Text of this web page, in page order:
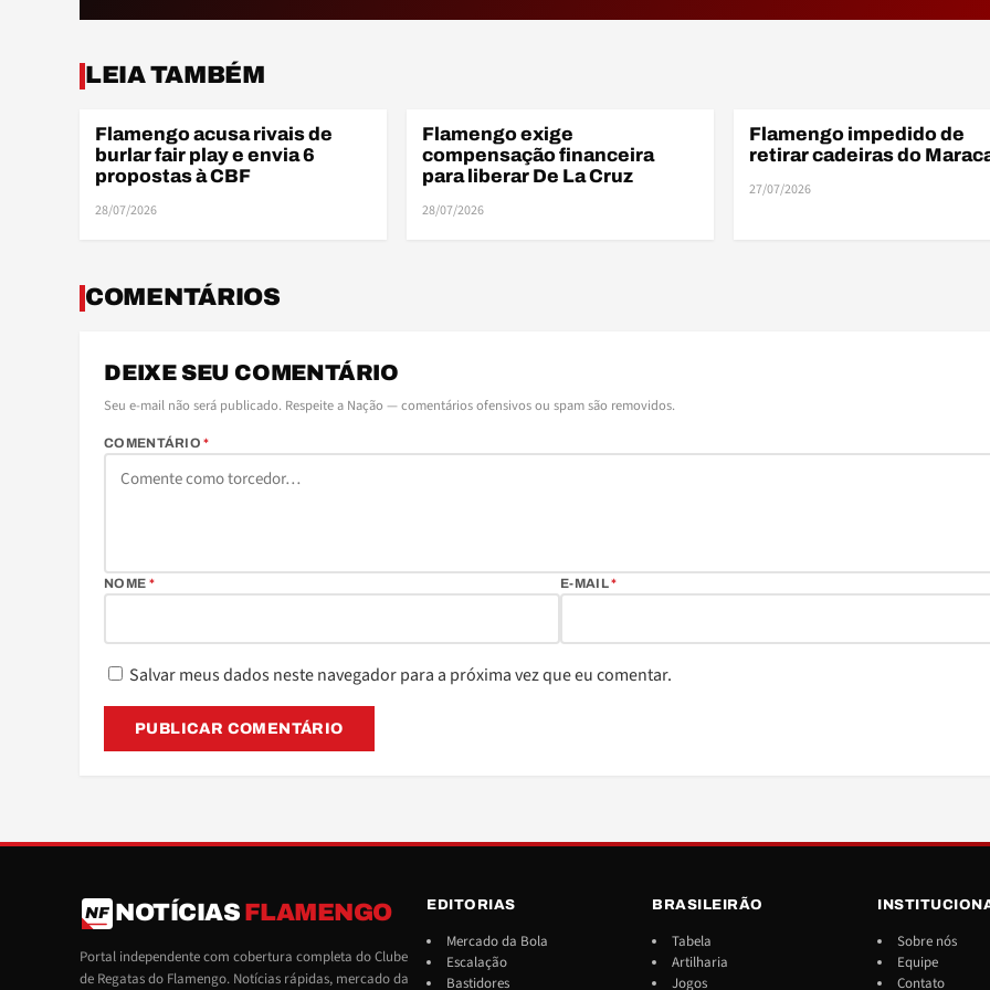
LEIA TAMBÉM
FINANÇAS
Flamengo acusa rivais de
burlar fair play e envia 6
propostas à CBF
28/07/2026
FINANÇAS
Flamengo exige
compensação financeira
para liberar De La Cruz
28/07/2026
FINANÇAS
Flamengo impedido de
retirar cadeiras do
27/07/2026
COMENTÁRIOS
DEIXE SEU COMENTÁRIO
Seu e-mail não será publicado. Respeite a Nação — comentários ofensivos ou spam são removidos.
COMENTÁRIO*
NOME * E-MAIL*
Salvar meus dados neste navegador para a próxima vez que eu comentar.
NF NOTÍCIAS FLAMENGO
Portal independente com cobertura completa do Clube
de Regatas do Flamengo. Notícias rápidas, mercado da
EDITORIAS
Mercado da Bola
Escalação
Bastidores
BRASILEIRÃO
Tabela
Artilharia
Jogos
Sobre nós
Equipe
Contato